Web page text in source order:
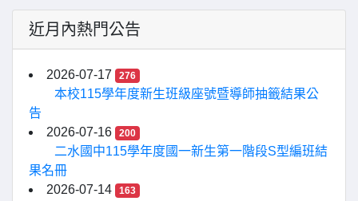
近月內熱門公告
2026-07-17 276
本校115學年度新生班級座號暨導師抽籤結果公
告
2026-07-16
200
二水國中115學年度國一新生第一階段S型編班結
果名冊
2026-07-14
163